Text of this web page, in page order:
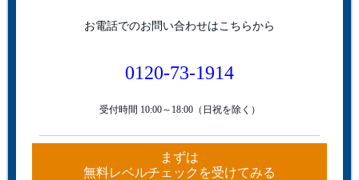
お電話でのお問い合わせはこちらから
0120-73-1914
受付時間 10:00～18:00（日祝を除く）
まずは
無料レベルチェックを受けてみる